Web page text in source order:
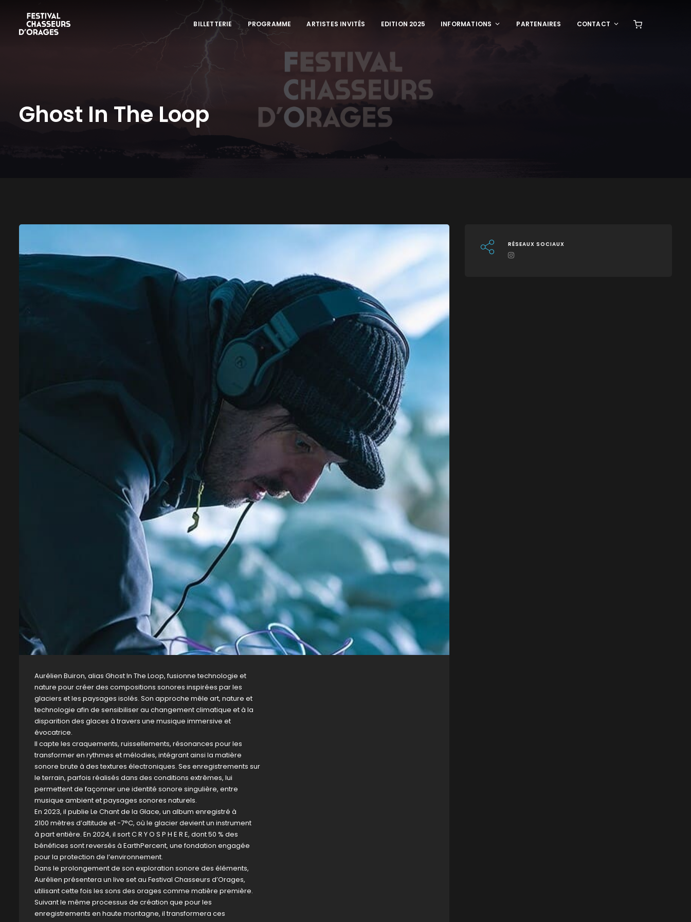
BILLETTERIE PROGRAMME ARTISTES INVITÉS EDITION 2025 INFORMATIONS PARTENAIRES CONTACT
Ghost In The Loop
Aurélien Buiron, alias Ghost In The Loop, fusionne technologie et
nature pour créer des compositions sonores inspirées par les
glaciers et les paysages isolés. Son approche mêle art, nature et
technologie afin de sensibiliser au changement climatique et à la
disparition des glaces à travers une musique immersive et
évocatrice.
Il capte les craquements, ruissellements, résonances pour les
transformer en rythmes et mélodies, intégrant ainsi la matière
sonore brute à des textures électroniques. Ses enregistrements sur
le terrain, parfois réalisés dans des conditions extrêmes, lui
permettent de façonner une identité sonore singulière, entre
musique ambient et paysages sonores naturels.
En 2023, il publie Le Chant de la Glace, un album enregistré à
2100 mètres d’altitude et -7°C, où le glacier devient un instrument
à part entière. En 2024, il sort C R Y O S P H E R E, dont 50 % des
bénéfices sont reversés à EarthPercent, une fondation engagée
pour la protection de l’environnement.
Dans le prolongement de son exploration sonore des éléments,
Aurélien présentera un live set au Festival Chasseurs d’Orages,
utilisant cette fois les sons des orages comme matière première.
Suivant le même processus de création que pour les
enregistrements en haute montagne, il transformera ces
RÉSEAUX SOCIAUX